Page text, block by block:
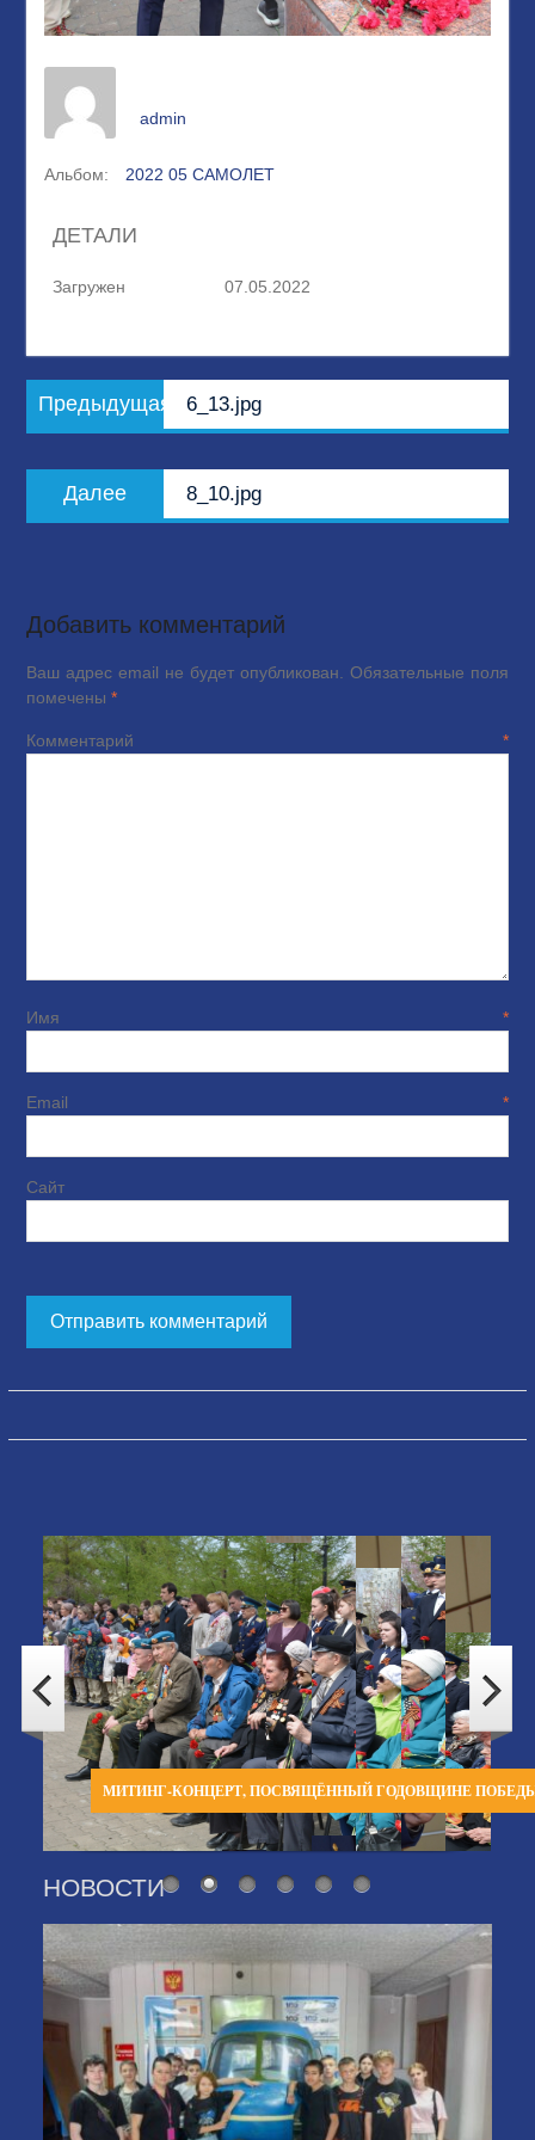
admin
Альбом: 2022 05 САМОЛЕТ
ДЕТАЛИ
Загружен 07.05.2022
Навигация
по
Предыдущая
запись:
6_13.jpg
Далее
запись:
8_10.jpg
Добавить комментарий
Ваш адрес email не будет опубликован. Обязательные поля
помечены *
Комментарий*
Имя*
Email*
Сайт
МИТИНГ-КОНЦЕРТ, ПОСВЯЩЁННЫЙ ГОДОВЩИНЕ
НОВОСТИ